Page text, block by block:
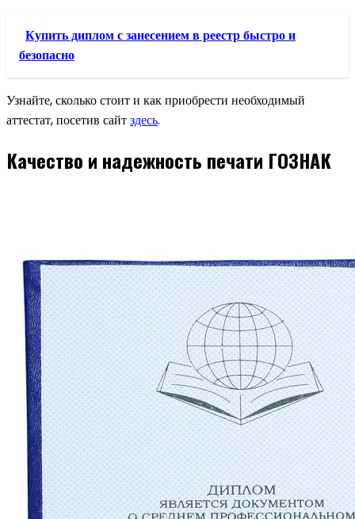
Купить диплом с занесением в реестр быстро и
безопасно
Узнайте, сколько стоит и как приобрести необходимый
аттестат, посетив сайтздесь.
Качество и надежность печати ГОЗНАК